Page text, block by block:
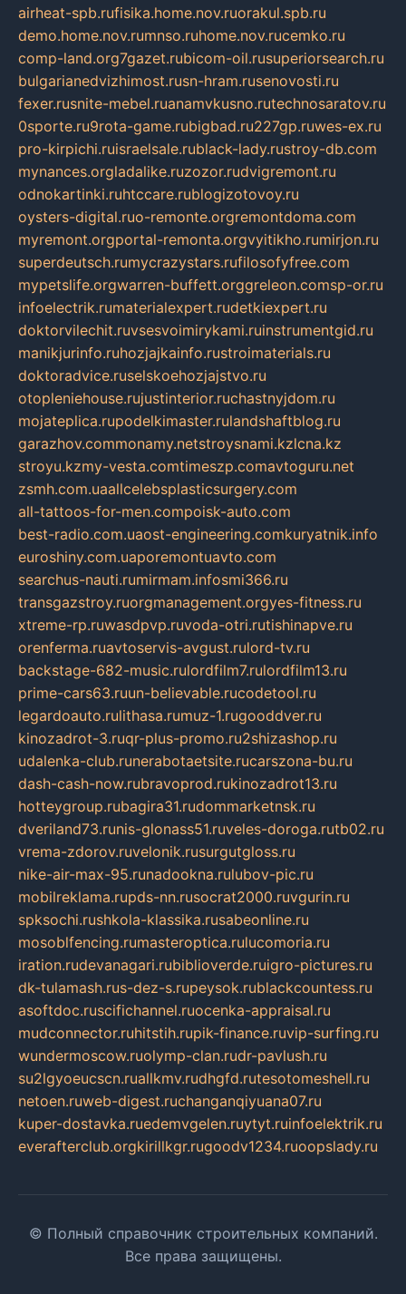
airheat-spb.rufisika.home.nov.ruorakul.spb.ru
demo.home.nov.rumnso.ruhome.nov.rucemko.ru
comp-land.org7gazet.rubicom-oil.rusuperiorsearch.ru
bulgarianedvizhimost.rusn-hram.rusenovosti.ru
fexer.rusnite-mebel.ruanamvkusno.rutechnosaratov.ru
0sporte.ru9rota-game.rubigbad.ru227gp.ruwes-ex.ru
pro-kirpichi.ruisraelsale.rublack-lady.rustroy-db.com
mynances.orgladalike.ruzozor.rudvigremont.ru
odnokartinki.ruhtccare.rublogizotovoy.ru
oysters-digital.ruo-remonte.orgremontdoma.com
myremont.orgportal-remonta.orgvyitikho.rumirjon.ru
superdeutsch.rumycrazystars.rufilosofyfree.com
mypetslife.orgwarren-buffett.orggreleon.comsp-or.ru
infoelectrik.rumaterialexpert.rudetkiexpert.ru
doktorvilechit.ruvsesvoimirykami.ruinstrumentgid.ru
manikjurinfo.ruhozjajkainfo.rustroimaterials.ru
doktoradvice.ruselskoehozjajstvo.ru
otopleniehouse.rujustinterior.ruchastnyjdom.ru
mojateplica.rupodelkimaster.rulandshaftblog.ru
garazhov.commonamy.netstroysnami.kzlcna.kz
stroyu.kzmy-vesta.comtimeszp.comavtoguru.net
zsmh.com.uaallcelebsplasticsurgery.com
all-tattoos-for-men.compoisk-auto.com
best-radio.com.uaost-engineering.comkuryatnik.info
euroshiny.com.uaporemontuavto.com
searchus-nauti.rumirmam.infosmi366.ru
transgazstroy.ruorgmanagement.orgyes-fitness.ru
xtreme-rp.ruwasdpvp.ruvoda-otri.rutishinapve.ru
orenferma.ruavtoservis-avgust.rulord-tv.ru
backstage-682-music.rulordfilm7.rulordfilm13.ru
prime-cars63.ruun-believable.rucodetool.ru
legardoauto.rulithasa.rumuz-1.rugooddver.ru
kinozadrot-3.ruqr-plus-promo.ru2shizashop.ru
udalenka-club.runerabotaetsite.rucarszona-bu.ru
dash-cash-now.rubravoprod.rukinozadrot13.ru
hotteygroup.rubagira31.rudommarketnsk.ru
dveriland73.runis-glonass51.ruveles-doroga.rutb02.ru
vrema-zdorov.ruvelonik.rusurgutgloss.ru
nike-air-max-95.runadookna.rulubov-pic.ru
mobilreklama.rupds-nn.rusocrat2000.ruvgurin.ru
spksochi.rushkola-klassika.rusabeonline.ru
mosoblfencing.rumasteroptica.rulucomoria.ru
iration.rudevanagari.rubiblioverde.ruigro-pictures.ru
dk-tulamash.rus-dez-s.rupeysok.rublackcountess.ru
asoftdoc.ruscifichannel.ruocenka-appraisal.ru
mudconnector.ruhitstih.rupik-finance.ruvip-surfing.ru
wundermoscow.ruolymp-clan.rudr-pavlush.ru
su2lgyoeucscn.ruallkmv.rudhgfd.rutesotomeshell.ru
netoen.ruweb-digest.ruchanganqiyuana07.ru
kuper-dostavka.ruedemvgelen.ruytyt.ruinfoelektrik.ru
everafterclub.orgkirillkgr.rugoodv1234.ruoopslady.ru
© Полный справочник строительных компаний.
Все права защищены.